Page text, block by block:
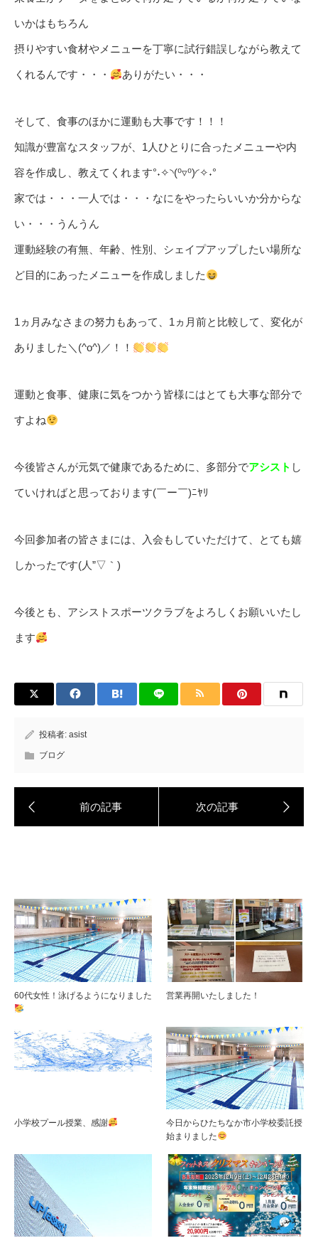
いかはもちろん
摂りやすい食材やメニューを丁寧に試行錯誤しながら教えて
くれるんです・・・ ありがたい・・・
そして、食事のほかに運動も大事です！！！
知識が豊富なスタッフが、1人ひとりに合ったメニューや内
容を作成し、教えてくれます°˖✧◝(⁰▿⁰)◜✧˖°
家では・・・一人では・・・なにをやったらいいか分からな
い・・・うんうん
運動経験の有無、年齢、性別、シェイプアップしたい場所な
ど目的にあったメニューを作成しました
1ヵ月みなさまの努力もあって、1ヵ月前と比較して、変化が
ありました＼(^o^)／！！
運動と食事、健康に気をつかう皆様にはとても大事な部分で
すよね
今後皆さんが元気で健康であるために、多部分でアシスト し
ていければと思っております(￣ー￣)ﾆﾔﾘ
今回参加者の皆さまには、入会もしていただけて、とても嬉
しかったです(人”▽｀)
今後とも、アシストスポーツクラブをよろしくお願いいたし
ます
投稿者: asist
ブログ
60代女性！泳げるようになりました 営業再開いたしました！
小学校プール授業、感謝
今日からひたちなか市小学校委託授
始まりました